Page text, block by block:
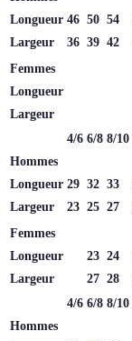
Longueur 46 50 54
Largeur
36 39 42
Femmes
Longueur
Largeur
4/6 6/8 8/10
Hommes
Longueur 29 32 33
Largeur
23 25 27
Femmes
Longueur
23 24
Largeur
27 28
4/6 6/8 8/10
Hommes